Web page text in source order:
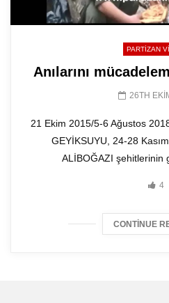
PARTIZAN
Anılarını
26TH
21 Ekim 2015/5-6 Ağustos
GEYİKSUYU, 24-28
ALİBOĞAZI şehitlerinin
4
CONTINUE